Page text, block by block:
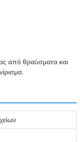
από θραύσματα και